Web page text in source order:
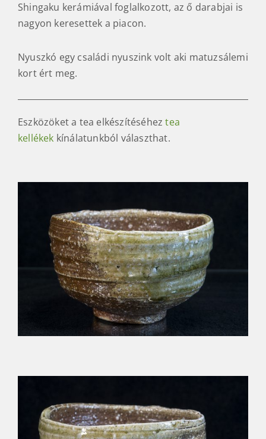
Shingaku kerámiával foglalkozott, az ő darabjai is
nagyon keresettek a piacon.
Nyuszkó egy családi nyuszink volt aki matuzsálemi
kort ért meg.
Eszközöket a tea elkészítéséhez tea
kellékek kínálatunkból választhat.